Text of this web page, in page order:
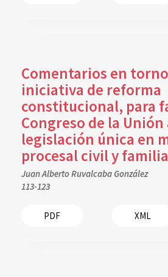
Comentarios en
iniciativa de reforma
constitucional, para
Congreso de la
legislación única en
procesal civil y
Juan Alberto Ruvalcaba González
113-123
PDF XML